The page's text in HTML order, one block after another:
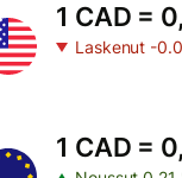
1 CAD =
Laskenut -
1 CAD =